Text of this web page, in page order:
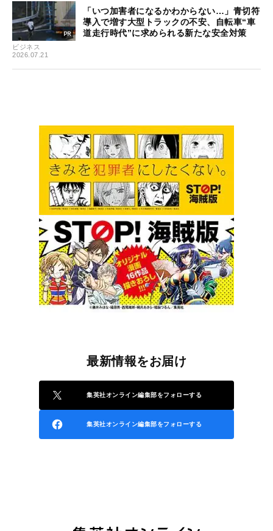
ビジネス
2026.07.21
「いつ加害者になるかわからない…」青切符
導入で増す大型トラックの不安、自転車“車
道走行時代”に求められる新たな安全対策
最新情報をお届け
集英社オンライン編集部をフォローする
集英社オンライン編集部をフォローする